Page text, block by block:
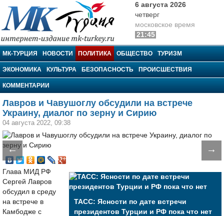
МК-Турция
6 августа 2026
четверг
московское время
21:45
МК-ТУРЦИЯ НОВОСТИ ПОЛИТИКА ОБЩЕСТВО ТУРИЗМ
ЭКОНОМИКА КУЛЬТУРА БЕЗОПАСНОСТЬ ПРОИСШЕСТВИЯ
КОММЕНТАРИИ
Лавров и Чавушоглу обсудили на встрече
Украину, диалог по зерну и Сирию
04 августа 2022, 09:38
← →
ТАСС: Ясности по дате встречи
президентов Турции и РФ пока что нет
Глава МИД РФ
Сергей Лавров
обсудил в среду
на встрече в
Камбодже с